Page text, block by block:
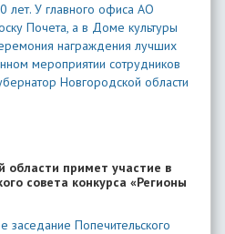
лет. У главного офиса АО
Почета, а в Доме культуры
награждения лучших
мероприятии сотрудников
Новгородской области
области примет участие в
совета конкурса «Регионы
заседание Попечительского